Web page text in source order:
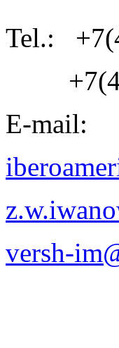
Tel.:
E-mail:
versh-